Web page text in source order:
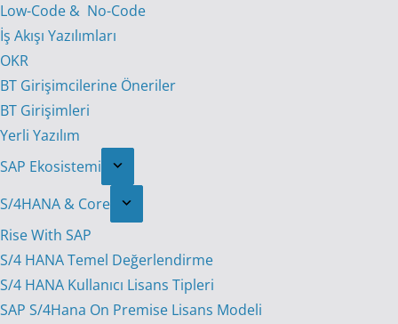
Low-Code & No-Code
İş Akışı Yazılımları
OKR
BT Girişimcilerine Öneriler
BT Girişimleri
Yerli Yazılım
SAP Ekosistemi
S/4HANA & Core
Rise With SAP
S/4 HANA Temel Değerlendirme
S/4 HANA Kullanıcı Lisans Tipleri
SAP S/4Hana On Premise Lisans Modeli